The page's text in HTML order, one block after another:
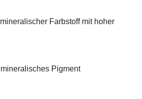
Farbstoff mit hoher
Pigment